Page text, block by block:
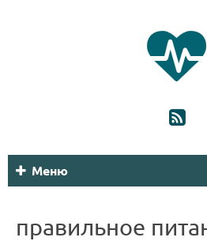
Меню
правильное